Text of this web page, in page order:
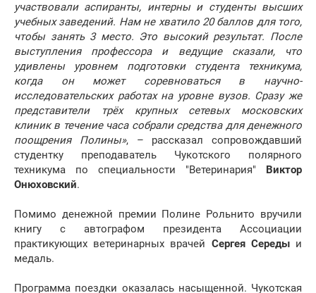
участвовали аспиранты, интерны и студенты высших
учебных заведений. Нам не хватило 20 баллов для того,
чтобы занять 3 место. Это высокий результат. После
выступления профессора и ведущие сказали, что
удивлены уровнем подготовки студента техникума,
когда он может соревноваться в научно-
исследовательских работах на уровне вузов. Сразу же
представители трёх крупных сетевых московских
клиник в течение часа собрали средства для денежного
поощрения Полины», – рассказал сопровождавший
студентку преподаватель Чукотского полярного
техникума по специальности "Ветеринария" Виктор
Онюховский.
Помимо денежной премии Полине Рольнито вручили
книгу с автографом президента Ассоциации
практикующих ветеринарных врачей Сергея Середыи
медаль.
Программа поездки оказалась насыщенной. Чукотская